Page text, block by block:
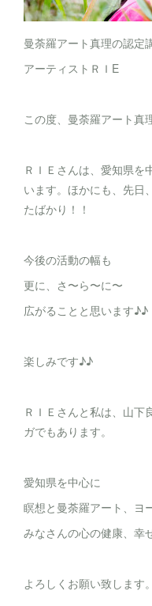
曼荼羅アート真理の認定
アーティストＲＩE
この度、曼荼羅アート真
ＲＩＥさんは、愛知県を
います。ほかにも、先日
たばかり！！
今後の活動の幅も
更に、さ〜ら〜に〜
広がることと思います♪♪
楽しみです♪♪
ＲＩＥさんと私は、山下
ガでもあります。
愛知県を中心に
瞑想と曼荼羅アート、ヨ
みなさんの心の健康、幸
よろしくお願い致します。